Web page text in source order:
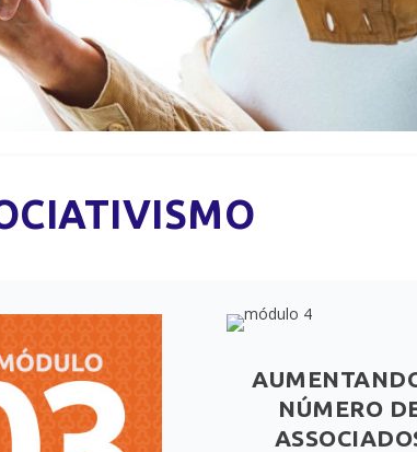
NÚMERO